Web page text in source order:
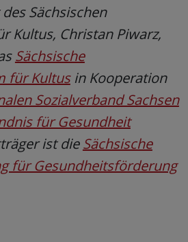
Sächsischen
Kultus, Christan Piwarz,
Sächsische
für Kultusin Kooperation
Sozialverband Sachsen
für Gesundheit
ist dieSächsische
für Gesundheitsförderung